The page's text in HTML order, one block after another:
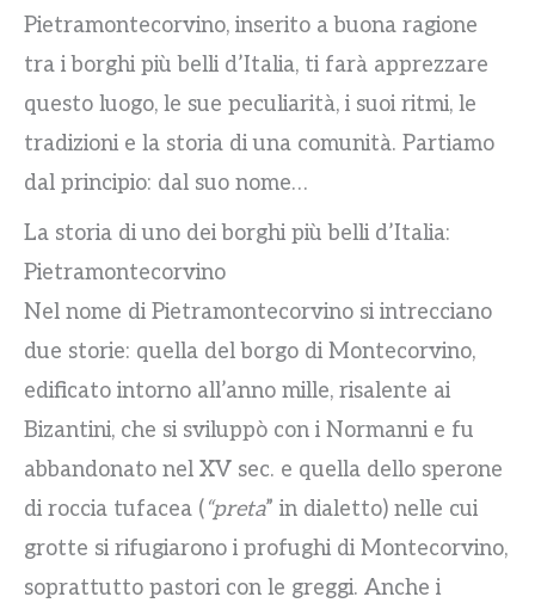
Pietramontecorvino, inserito a buona ragione
tra i borghi più belli d’Italia, ti farà apprezzare
questo luogo, le sue peculiarità, i suoi ritmi, le
tradizioni e la storia di una comunità. Partiamo
dal principio: dal suo nome…
La storia di uno dei borghi più belli d’Italia:
Pietramontecorvino
Nel nome di Pietramontecorvino si intrecciano
due storie: quella del borgo di Montecorvino,
edificato intorno all’anno mille, risalente ai
Bizantini, che si sviluppò con i Normanni e fu
abbandonato nel XV sec. e quella dello sperone
di roccia tufacea (“preta” in dialetto) nelle cui
grotte si rifugiarono i profughi di Montecorvino,
soprattutto pastori con le greggi. Anche i